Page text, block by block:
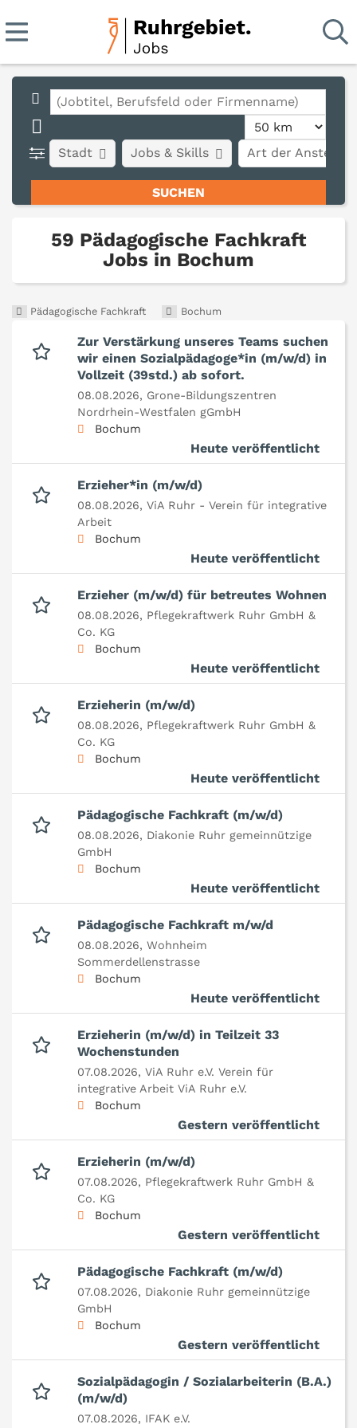
Stadt Art der
Jobs & Skills
59 Pädagogische Fachkraft
Jobs in Bochum
Pädagogische Fachkraft Bochum
Zur Verstärkung unseres Teams suchen
wir einen Sozialpädagoge*in (m/w/d) in
Vollzeit (39std.) ab sofort.
08.08.2026, Grone-Bildungszentren
Nordrhein-Westfalen gGmbH
Bochum
Heute veröffentlicht
Erzieher*in (m/w/d)
08.08.2026, ViA Ruhr - Verein für integrative
Arbeit
Bochum
Heute veröffentlicht
Erzieher (m/w/d) für betreutes Wohnen
08.08.2026, Pflegekraftwerk Ruhr GmbH &
Co. KG
Bochum
Heute veröffentlicht
Erzieherin (m/w/d)
08.08.2026, Pflegekraftwerk Ruhr GmbH &
Co. KG
Bochum
Heute veröffentlicht
Pädagogische Fachkraft (m/w/d)
08.08.2026, Diakonie Ruhr gemeinnützige
GmbH
Bochum
Heute veröffentlicht
Pädagogische Fachkraft m/w/d
08.08.2026, Wohnheim
Sommerdellenstrasse
Bochum
Heute veröffentlicht
Erzieherin (m/w/d) in Teilzeit 33
Wochenstunden
07.08.2026, ViA Ruhr e.V. Verein für
integrative Arbeit ViA Ruhr e.V.
Bochum
Gestern veröffentlicht
Erzieherin (m/w/d)
07.08.2026, Pflegekraftwerk Ruhr GmbH &
Co. KG
Bochum
Gestern veröffentlicht
Pädagogische Fachkraft (m/w/d)
07.08.2026, Diakonie Ruhr gemeinnützige
GmbH
Bochum
Gestern veröffentlicht
Sozialpädagogin / Sozialarbeiterin (B.A.)
(m/w/d)
07.08.2026, IFAK e.V.